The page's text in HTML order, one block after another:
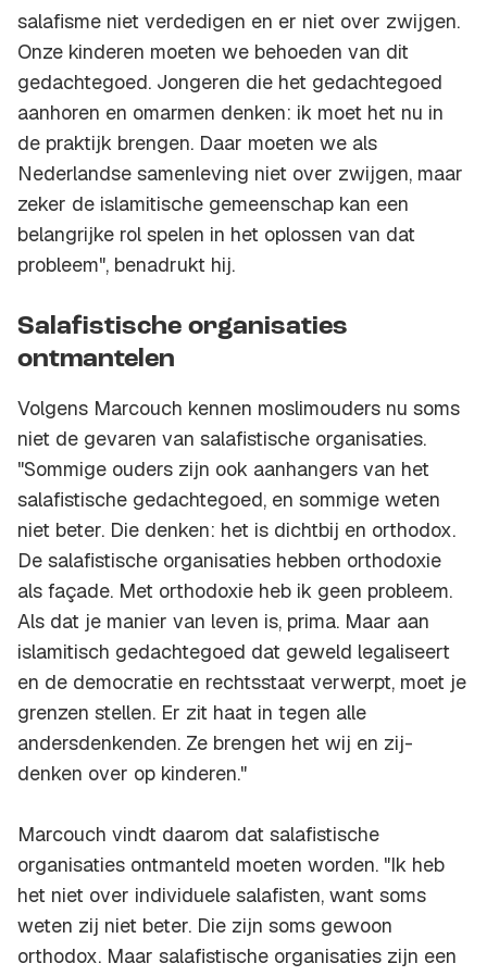
salafisme niet verdedigen en er niet over zwijgen.
Onze kinderen moeten we behoeden van dit
gedachtegoed. Jongeren die het gedachtegoed
aanhoren en omarmen denken: ik moet het nu in
de praktijk brengen. Daar moeten we als
Nederlandse samenleving niet over zwijgen, maar
zeker de islamitische gemeenschap kan een
belangrijke rol spelen in het oplossen van dat
probleem", benadrukt hij.
Salafistische organisaties
ontmantelen
Volgens Marcouch kennen moslimouders nu soms
niet de gevaren van salafistische organisaties.
"Sommige ouders zijn ook aanhangers van het
salafistische gedachtegoed, en sommige weten
niet beter. Die denken: het is dichtbij en orthodox.
De salafistische organisaties hebben orthodoxie
als façade. Met orthodoxie heb ik geen probleem.
Als dat je manier van leven is, prima. Maar aan
islamitisch gedachtegoed dat geweld legaliseert
en de democratie en rechtsstaat verwerpt, moet je
grenzen stellen. Er zit haat in tegen alle
andersdenkenden. Ze brengen het wij en zij-
denken over op kinderen."
Marcouch vindt daarom dat salafistische
organisaties ontmanteld moeten worden. "Ik heb
het niet over individuele salafisten, want soms
weten zij niet beter. Die zijn soms gewoon
orthodox. Maar salafistische organisaties zijn een